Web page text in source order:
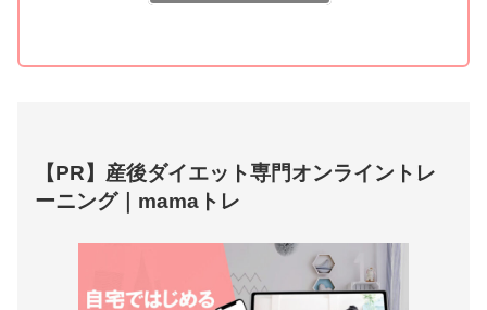
【PR】産後ダイエット専門オンライントレ
ーニング｜mamaトレ